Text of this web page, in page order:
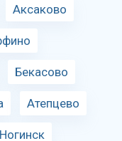
Аксаково
Бекасово
Атепцево
Ногинск